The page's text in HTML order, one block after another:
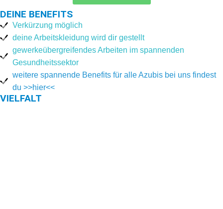
DEINE BENEFITS
Verkürzung möglich
deine Arbeitskleidung wird dir gestellt
gewerkeübergreifendes Arbeiten im spannenden
Gesundheitssektor
weitere spannende Benefits für alle Azubis bei uns findest
du >>hier<<
VIELFALT